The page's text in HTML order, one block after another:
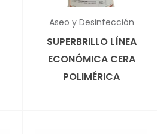
Aseo y Desinfección
SUPERBRILLO LÍNEA
ECONÓMICA CERA
POLIMÉRICA